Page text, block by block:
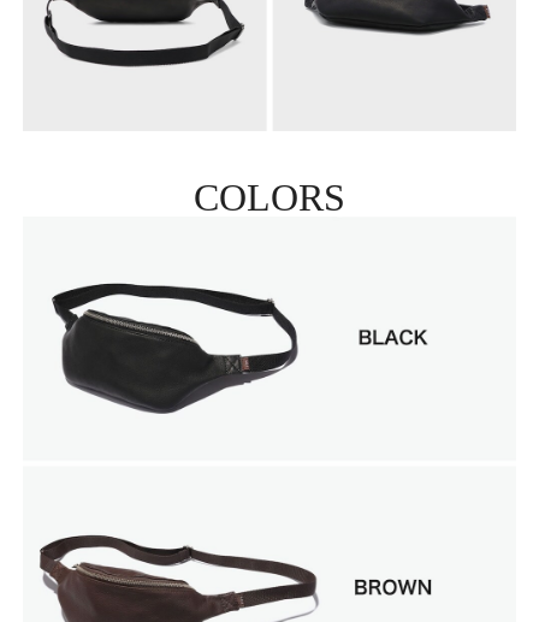
COLORS